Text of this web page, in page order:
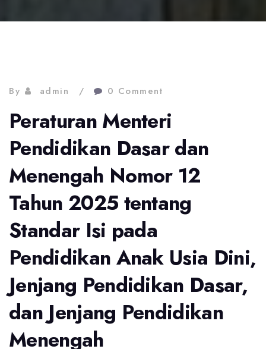
By admin 0 Comment
Peraturan Menteri
Pendidikan Dasar dan
Menengah Nomor 12
Tahun 2025 tentang
Standar Isi pada
Pendidikan Anak Usia Dini,
Jenjang Pendidikan Dasar,
dan Jenjang Pendidikan
Menengah